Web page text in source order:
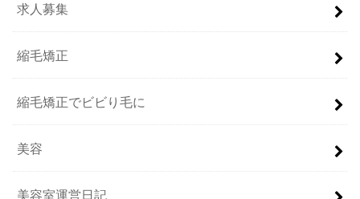
求人募集
縮毛矯正
縮毛矯正でビビり毛に
美容
美容室運営日記